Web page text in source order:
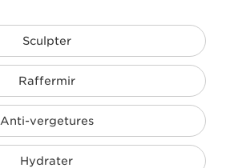
Sculpter
Raffermir
Anti-vergetures
Hydrater